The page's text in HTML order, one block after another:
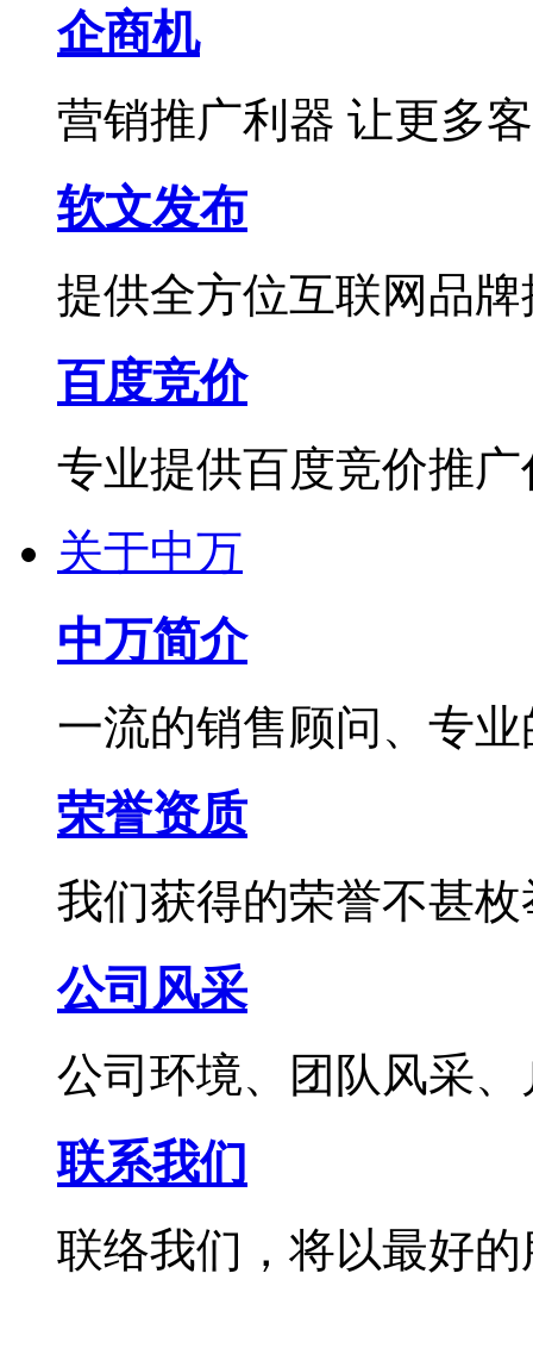
企商机
营销推广利器 让更多
软文发布
提供全方位互联网品
百度竞价
专业提供百度竞价推
关于中万
中万简介
一流的销售顾问、专
荣誉资质
我们获得的荣誉不甚
公司风采
公司环境、团队风采
联系我们
联络我们，将以最好